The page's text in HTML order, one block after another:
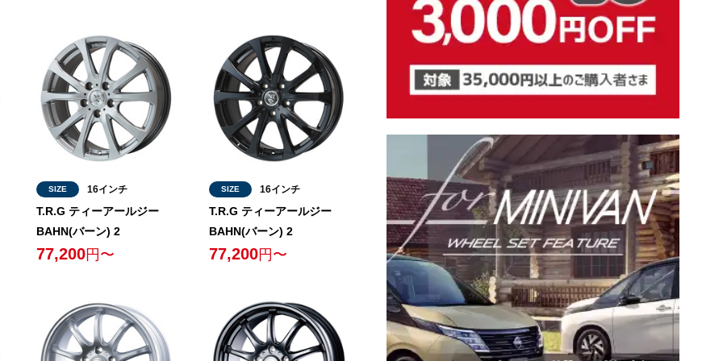
SIZE 16インチ
T.R.G ティーアールジー
BAHN(バーン) 2
77,200円〜
SIZE 16インチ
T.R.G ティーアールジー
BAHN(バーン) 2
77,200円〜